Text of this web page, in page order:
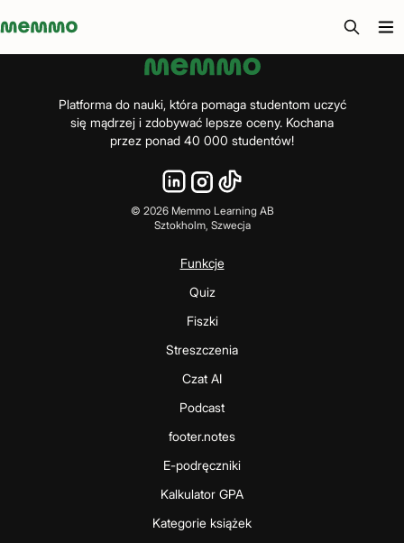
Memmo - AI-verktyg och digital kurslitteratur
Platforma do nauki, która pomaga studentom uczyć
się mądrzej i zdobywać lepsze oceny. Kochana
przez ponad 40 000 studentów!
© 2026Memmo Learning AB
Sztokholm, Szwecja
Funkcje
Quiz
Fiszki
Streszczenia
Czat AI
Podcast
footer.notes
E-podręczniki
Kalkulator GPA
Kategorie książek